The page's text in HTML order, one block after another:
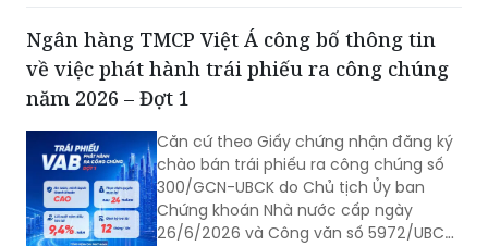
Ngân hàng TMCP Việt Á công bố thông tin
về việc phát hành trái phiếu ra công chúng
năm 2026 – Đợt 1
Căn cứ theo Giấy chứng nhận đăng ký
chào bán trái phiếu ra công chúng số
300/GCN-UBCK do Chủ tịch Ủy ban
Chứng khoán Nhà nước cấp ngày
26/6/2026 và Công văn số 5972/UBCK-